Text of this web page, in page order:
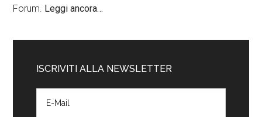
Forum. Leggi ancora…
ISCRIVITI ALLA NEWSLETTER